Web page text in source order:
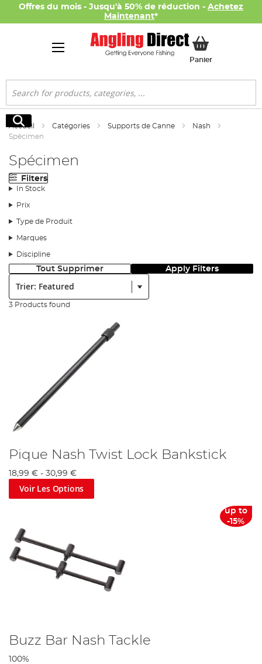
Offres du mois - Jusqu'à 50% de réduction - Achetez
Maintenant*
PanierMon panier
Rechercher
Rechercher
Accueil Catégories Supports de Canne
Nash
Spécimen
Spécimen
Filters
In Stock
Prix
Type de Produit
Marques
Discipline
Tout Supprimer Apply Filters
3 Products found
Pique Nash Twist Lock Bankstick
18,99 € - 30,99 €
Voir Les Options
up to
-15%
Buzz Bar Nash Tackle
100%